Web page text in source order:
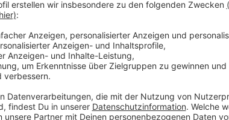
Setting - vor Publikum aufgenommen hatte.
Anzeige
Im stilvollen Theater "La Nouvelle Eve" in der
vom Eiffelturm entfernt, hatte Forster neben